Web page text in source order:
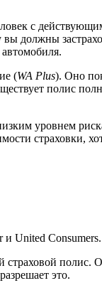
с
должны
(WA Plus). Оно
полис
уровнем
страховки,
и United Consumers.
полис.
это.